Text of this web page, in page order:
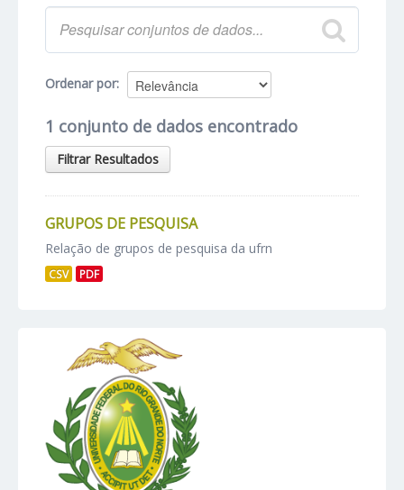
Ordenar por
1 conjunto de dados encontrado
Filtrar Resultados
GRUPOS DE PESQUISA
Relação de grupos de pesquisa da ufrn
CSV PDF